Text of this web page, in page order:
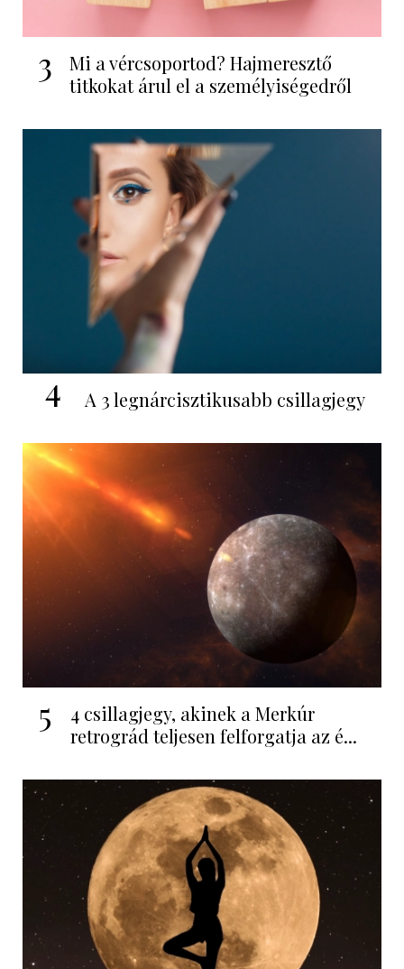
3
Mi a vércsoportod? Hajmeresztő
titkokat árul el a személyiségedről
4 A 3 legnárcisztikusabb csillagjegy
5
4 csillagjegy, akinek a Merkúr
retrográd teljesen felforgatja az é...